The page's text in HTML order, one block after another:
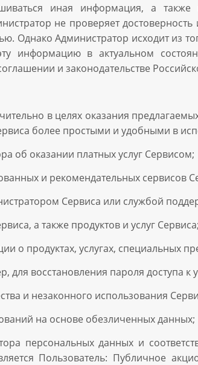
иная информация, а
не проверяет
Однако Администратор исходит из
информацию в актуальном
и законодательстве
в целях оказания
более простыми и удобными в
об оказании платных услуг Сервисом;
и рекомендательных сервисов
Сервиса или службой
а также продуктов и услуг Сервиса;
о продуктах, услугах, специальных
восстановления пароля доступа к
и незаконного использования
на основе обезличенных данных;
персональных данных и
Пользователь: Публичное